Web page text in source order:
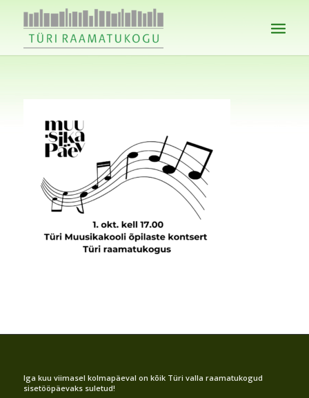
Iga kuu viimasel kolmapäeval on kõik Türi valla raamatukogud
sisetööpäevaks suletud!